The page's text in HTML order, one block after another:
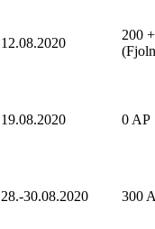
12.08.2020
200
19.08.2020 0 AP
28.-30.08.2020 300